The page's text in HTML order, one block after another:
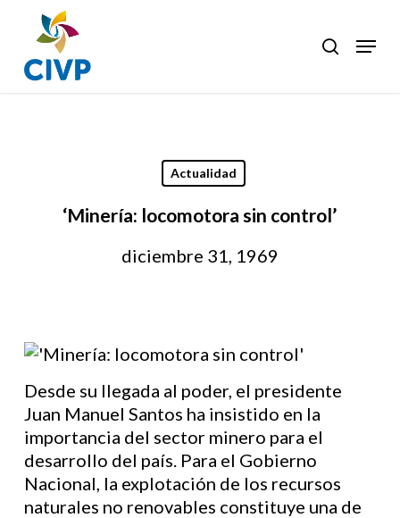
main
content
search
Menu
Actualidad
‘Minería: locomotora sin control’
diciembre 31, 1969
Desde su llegada al poder, el presidente
Juan Manuel Santos ha insistido en la
importancia del sector minero para el
desarrollo del país. Para el Gobierno
Nacional, la explotación de los recursos
naturales no renovables constituye una de
Close